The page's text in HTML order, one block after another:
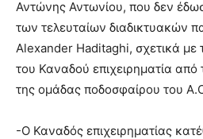
Αντώνης Αντωνίου, που δεν
των τελευταίων διαδικτυακών
Alexander Haditaghi, σχετικά
του Καναδού επιχειρηματία από
της ομάδας ποδοσφαίρου του
-Ο Καναδός επιχειρηματίας